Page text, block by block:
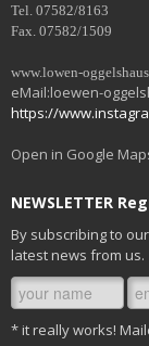
Tel. 07582/8163
Fax. 07582/1509
www.lowen-
eMail:loewen-
https://
Open in Google
NEWSLETTER
By subscribing to
latest news from us.
* it really works!